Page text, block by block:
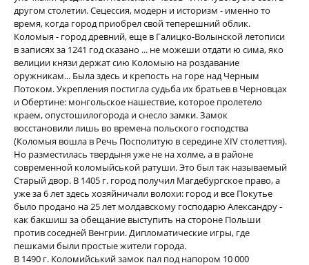
другом столетии. Сецессия, модерн и историзм - именно то
время, когда город приобрел свой теперешний облик.
Коломыя - город древний, еще в Галицко-Волынской летописи
в записях за 1241 год сказано ... не можеши отдати ю сима, яко
велиции князи держат сию Коломыю на роздавание
оружникам... Была здесь и крепость на горе над Черным
Потоком. Укрепления постигла судьба их братьев в Черновцах
и Обертине: монгольское нашествие, которое пролетело
краем, опустошилогорода и снесло замки. Замок
восстановили лишь во времена польского господства
(Коломыя вошла в Речь Посполитую в середине XІV столеттия).
Но разместилась твердыня уже не на холме, а в районе
современной коломыйськой ратуши. Это был так называемый
Старый двор. В 1405 г. город получил Магдебургское право, а
уже за 6 лет здесь хозяйничали волохи: город и все Покутье
было продано на 25 лет молдавскому господарю Александру -
как бакшиш за обещание выступить на стороне Польши
против соседней Венгрии. Дипломатические игры, где
пешками были простые жители города.
В 1490 г. Коломийський замок пал под напором 10 000